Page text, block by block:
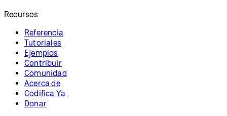
Recursos
Referencia
Tutoriales
Ejemplos
Contribuir
Comunidad
Acerca de
Codifica Ya
Donar